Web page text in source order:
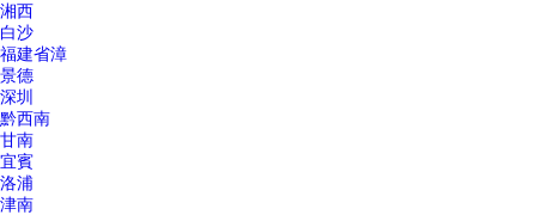
湘西
白沙
福建省漳
景德
深圳
黔西南
甘南
宜賓
洛浦
津南